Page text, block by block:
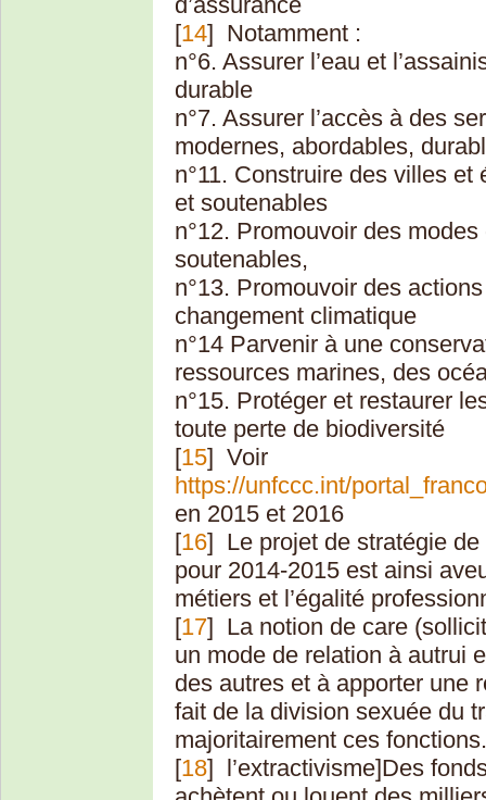
[14] Notamment :
n°6. Assurer l’eau et
durable
n°7. Assurer l’accès à des
modernes, abordables,
n°11. Construire des villes
et soutenables
n°12. Promouvoir des
soutenables,
n°13. Promouvoir des
changement climatique
n°14 Parvenir à une
ressources marines, des
n°15. Protéger et restaurer
toute perte de biodiversité
[15] Voir
https://unfccc.int/
en 2015 et 2016
[16] Le projet de stratégie
pour 2014-2015 est ainsi
métiers et l’égalité
[17] La notion de care
un mode de relation à autrui
des autres et à apporter une
fait de la division sexuée du
majoritairement ces fonctions.
[18] l’extractivisme]Des